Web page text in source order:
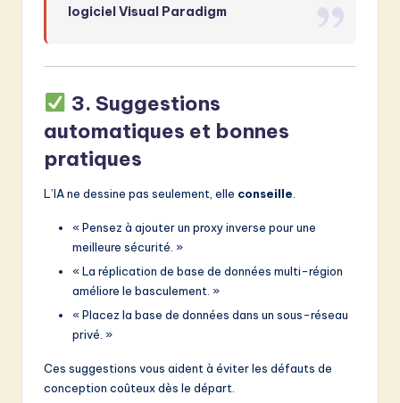
logiciel Visual Paradigm
3. Suggestions
automatiques et bonnes
pratiques
L’IA ne dessine pas seulement, elle conseille
« Pensez à ajouter un proxy inverse pour une
meilleure sécurité. »
« La réplication de base de données multi-région
améliore le basculement. »
« Placez la base de données dans un sous-réseau
privé. »
Ces suggestions vous aident à éviter les défauts de
conception coûteux dès le départ.